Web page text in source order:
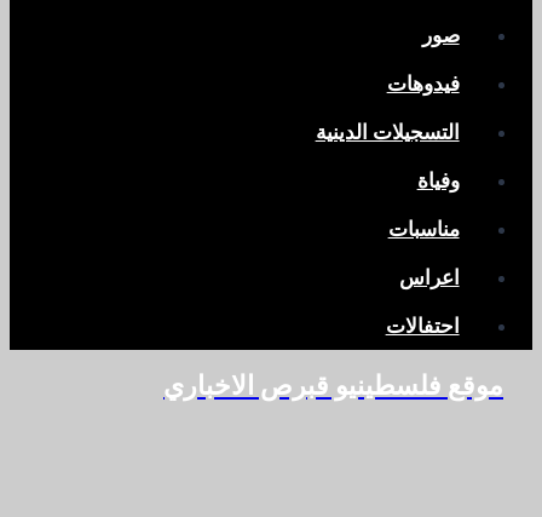
صور
فيدوهات
التسجيلات الدينية
وفياة
مناسبات
اعراس
احتفالات
موقع فلسطينيو قبرص الاخباري